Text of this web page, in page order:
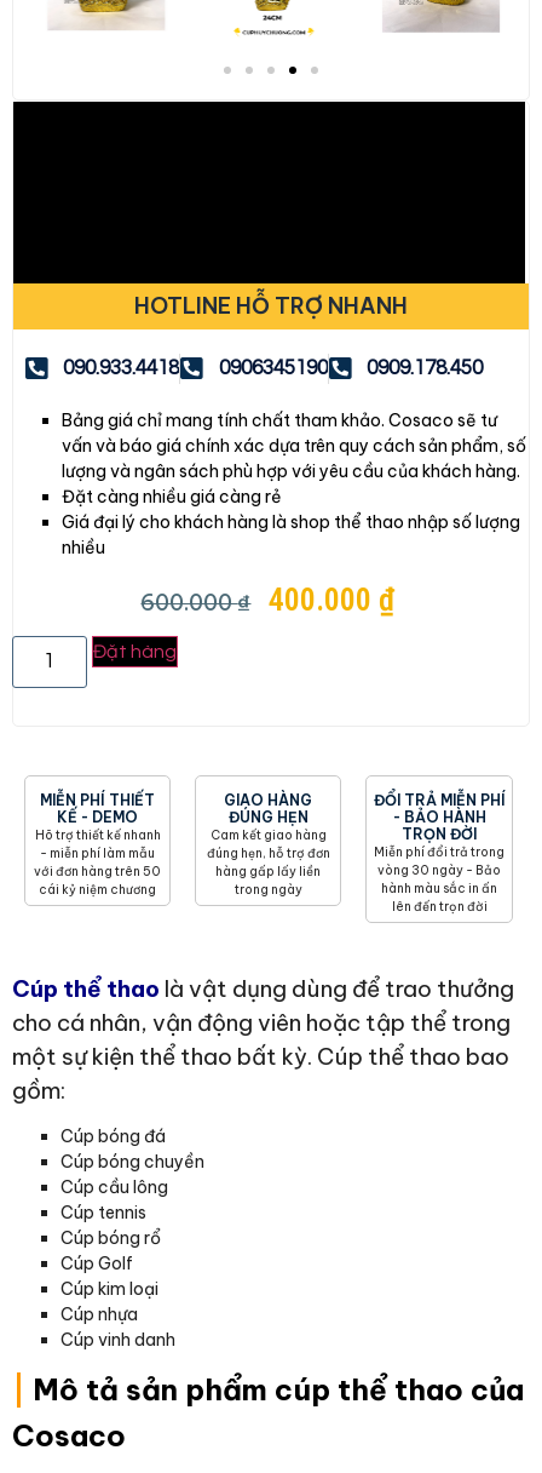
HOTLINE HỖ TRỢ NHANH
090.933.4418 0906345190 0909.178.450
Bảng giá chỉ mang tính chất tham khảo. Cosaco sẽ tư
vấn và báo giá chính xác dựa trên quy cách sản phẩm, số
lượng và ngân sách phù hợp với yêu cầu của khách hàng.
Đặt càng nhiều giá càng rẻ
Giá đại lý cho khách hàng là shop thể thao nhập số lượng
nhiều
600.000₫ 400.000 ₫
Đặt hàng
MIỄN PHÍ THIẾT
KẾ - DEMO
Hõ trợ thiết kế nhanh
- miễn phí làm mẫu
với đơn hàng trên 50
cái kỷ niệm chương
GIAO HÀNG
ĐÚNG HẸN
Cam kết giao hàng
đúng hẹn, hỗ trợ đơn
hàng gấp lấy liền
trong ngày
ĐỔI TRẢ MIỄN PHÍ
- BẢO HÀNH
TRỌN ĐỜI
Miễn phí đổi trả trong
vòng 30 ngày - Bảo
hành màu sắc in ấn
lên đến trọn đời
Cúp thể thao là vật dụng dùng để trao thưởng
cho cá nhân, vận động viên hoặc tập thể trong
một sự kiện thể thao bất kỳ. Cúp thể thao bao
gồm:
Cúp bóng đá
Cúp bóng chuyền
Cúp cầu lông
Cúp tennis
Cúp bóng rổ
Cúp Golf
Cúp kim loại
Cúp nhựa
Cúp vinh danh
Mô tả sản phẩm cúp thể thao của
Cosaco